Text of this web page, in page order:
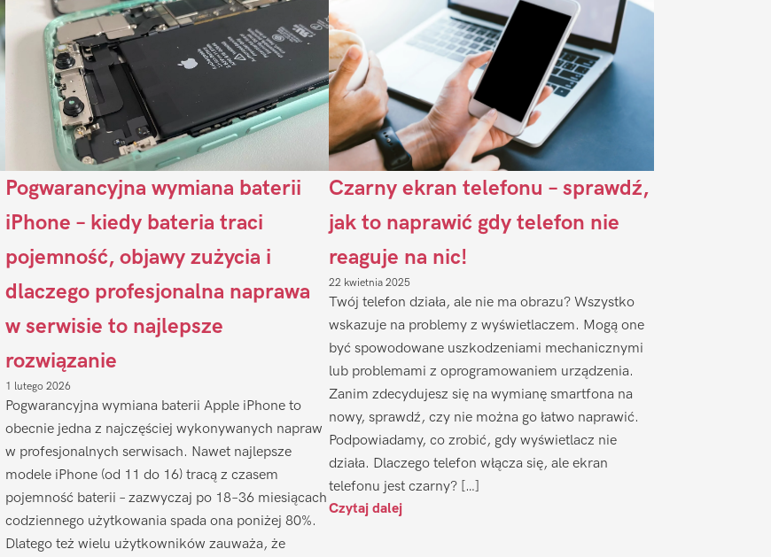
Pogwarancyjna wymiana baterii
iPhone – kiedy bateria traci
pojemność, objawy zużycia i
dlaczego profesjonalna naprawa
w serwisie to najlepsze
rozwiązanie
1 lutego 2026
Pogwarancyjna wymiana baterii Apple iPhone to
obecnie jedna z najczęściej wykonywanych napraw
w profesjonalnych serwisach. Nawet najlepsze
modele iPhone (od 11 do 16) tracą z czasem
pojemność baterii – zazwyczaj po 18–36 miesiącach
codziennego użytkowania spada ona poniżej 80%.
Dlatego też wielu użytkowników zauważa, że
Czarny ekran telefonu – sprawdź,
jak to naprawić gdy telefon nie
reaguje na nic!
22 kwietnia 2025
Twój telefon działa, ale nie ma obrazu? Wszystko
wskazuje na problemy z wyświetlaczem. Mogą one
być spowodowane uszkodzeniami mechanicznymi
lub problemami z oprogramowaniem urządzenia.
Zanim zdecydujesz się na wymianę smartfona na
nowy, sprawdź, czy nie można go łatwo naprawić.
Podpowiadamy, co zrobić, gdy wyświetlacz nie
działa. Dlaczego telefon włącza się, ale ekran
telefonu jest czarny? […]
Czytaj dalej